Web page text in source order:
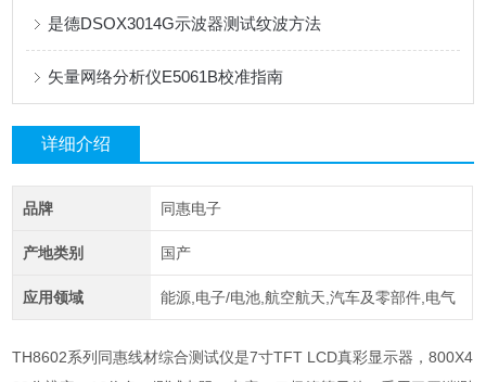
是德DSOX3014G示波器测试纹波方法
矢量网络分析仪E5061B校准指南
详细介绍
品牌 同惠电子
产地类别 国产
应用领域 能源,电子/电池,航空航天,汽车及零部件,电气
TH8602系列同惠线材综合测试仪是7寸TFT LCD真彩显示器，800X4